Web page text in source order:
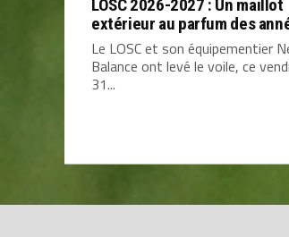
LOSC 2026-2027 : Un maillot
extérieur au parfum des
Le LOSC et son équipementier
Balance ont levé le voile, ce
31...